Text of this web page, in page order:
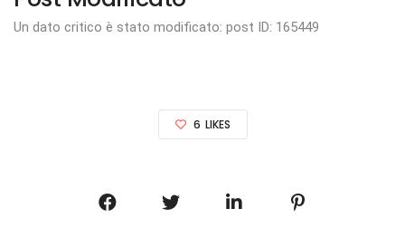
Un dato critico è stato modificato: post ID: 165449
6 LIKES